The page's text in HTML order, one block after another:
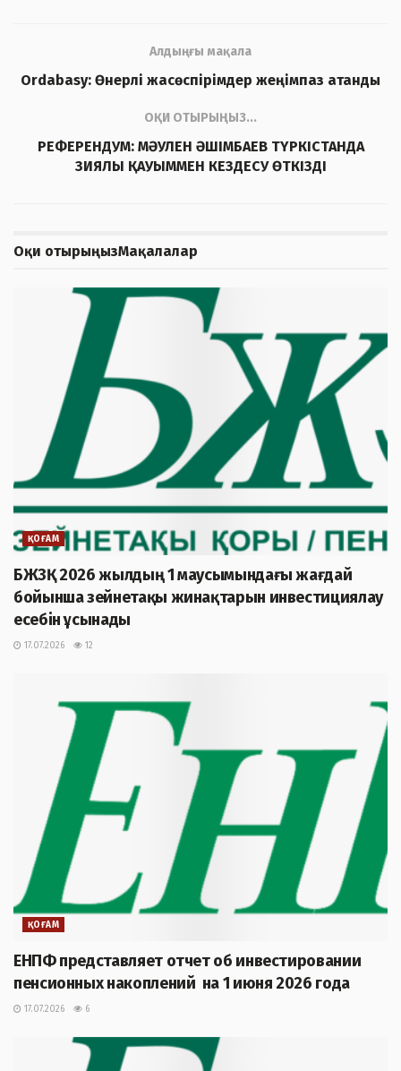
Алдыңғы мақала
Ordabasy: Өнерлі жасөспірімдер жеңімпаз атанды
ОҚИ ОТЫРЫҢЫЗ...
РЕФЕРЕНДУМ: МӘУЛЕН ӘШІМБАЕВ ТҮРКІСТАНДА
ЗИЯЛЫ ҚАУЫММЕН КЕЗДЕСУ ӨТКІЗДІ
Оқи отырыңызМақалалар
ҚОҒАМ
БЖЗҚ 2026 жылдың 1 маусымындағы жағдай
бойынша зейнетақы жинақтарын инвестициялау
есебін ұсынады
17.07.2026 12
ҚОҒАМ
ЕНПФ представляет отчет об инвестировании
пенсионных накоплений на 1 июня 2026 года
17.07.2026 6